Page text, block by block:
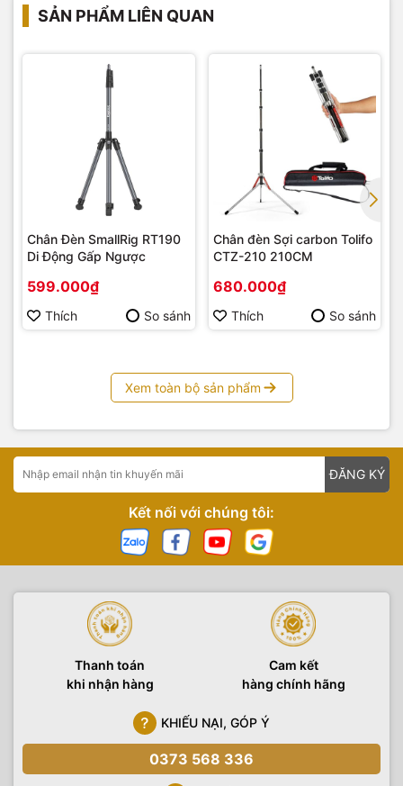
SẢN PHẨM LIÊN QUAN
Chân Đèn SmallRig RT190
Di Động Gấp Ngược
599.000₫
Thích So sánh
Chân đèn Sợi carbon Tolifo
CTZ-210 210CM
680.000₫
Thích So sánh
Xem toàn bộ sản phẩm
ĐĂNG KÝ
Kết nối với chúng tôi:
Thanh toán
khi nhận hàng
Cam kết
hàng chính hãng
KHIẾU NẠI, GÓP Ý
0373 568 336